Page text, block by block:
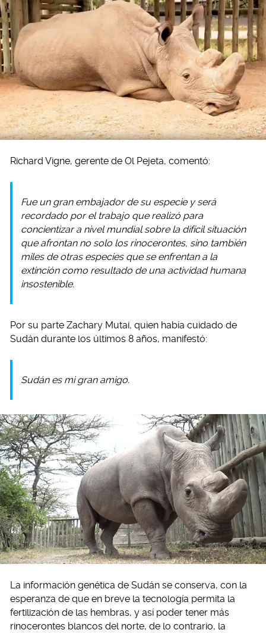
Richard Vigne, gerente de Ol Pejeta, comentó:
Fue un gran embajador de su especie y será
recordado por el trabajo que realizó para
concientizar a nivel mundial sobre la difícil situación
que afrontan no solo los rinocerontes, sino también
miles de otras especies que se enfrentan a la
extinción como resultado de una actividad humana
insostenible.
Por su parte Zachary Mutai, quien había cuidado de
Sudán durante los últimos 8 años, manifestó:
Sudán es mi gran amigo.
La información genética de Sudán se conserva, con la
esperanza de que en breve la tecnología permita la
fertilización de las hembras, y así poder tener más
rinocerontes blancos del norte, de lo contrario, la